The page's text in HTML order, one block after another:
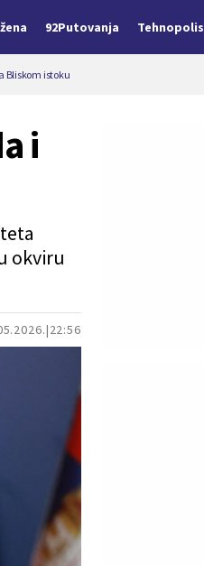
92Putovanja Tehnopolis
Bliskom istoku
22:56
i
okviru